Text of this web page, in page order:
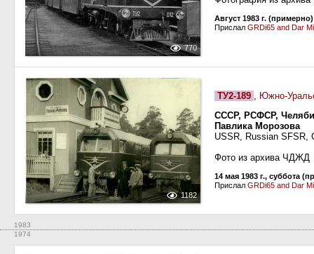
770
Август 1983 г. (примерно)
Прислал GRDi65 and Dar
1182
ТУ2-189 , Южно-
СССР, РСФСР,
Павлика Морозова
USSR, Russian SFSR,
Фото из архива ЧДЖД
14 мая 1983 г., суббота
Прислал GRDi65 and Dar
1983
1974